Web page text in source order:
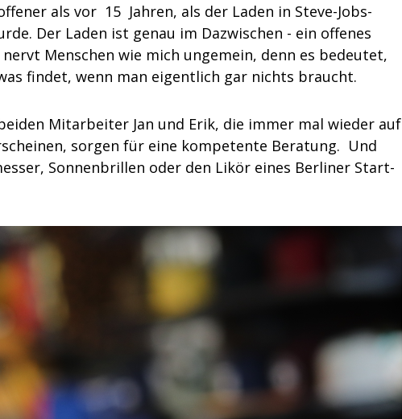
als vor 15 Jahren, als der Laden in Steve-Jobs-
Der Laden ist genau im Dazwischen - ein offenes
Menschen wie mich ungemein, denn es bedeutet,
findet, wenn man eigentlich gar nichts braucht.
Mitarbeiter Jan und Erik, die immer mal wieder auf
sorgen für eine kompetente Beratung. Und
Sonnenbrillen oder den Likör eines Berliner Start-